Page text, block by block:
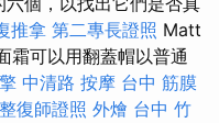
推拿 第二專長證照 Matt
霜可以用翻蓋帽以普通
中清路 按摩 台中 筋膜
整復師證照 外燴 台中 竹